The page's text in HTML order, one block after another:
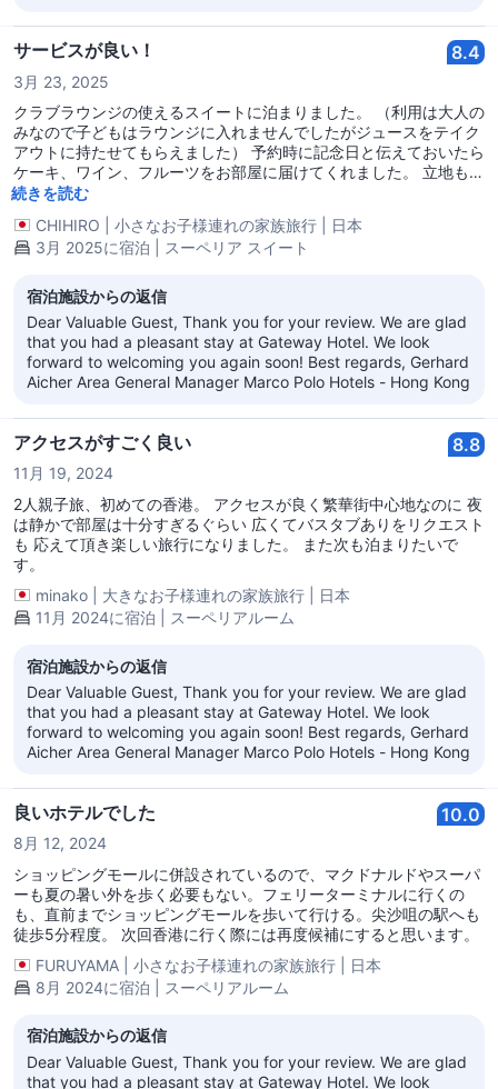
サービスが良い！ 8.4
3月 23, 2025
クラブラウンジの使えるスイートに泊まりました。 （利用は大人の
みなので子どもはラウンジに入れませんでしたがジュースをテイク
アウトに持たせてもらえました） 予約時に記念日と伝えておいたら
ケーキ、ワイン、フルーツをお部屋に届けてくれました。 立地も良
くスターフェリー乗り場まですぐなのと、ホテルがハーバーシティ
の建物内にあるので買い物や食事にも困りません。 ペニンシュラに
もシンフォニーオブライツの見える海沿いにも徒歩で10分以内でし
た。
続きを読む
CHIHIRO
小さなお子様連れの家族旅行
日本
3月 2025に宿泊 | スーペリア スイート
宿泊施設からの返信
Dear Valuable Guest, Thank you for your review. We are glad
that you had a pleasant stay at Gateway Hotel. We look
forward to welcoming you again soon! Best regards, Gerhard
Aicher Area General Manager Marco Polo Hotels - Hong Kong
アクセスがすごく良い 8.8
11月 19, 2024
2人親子旅、初めての香港。 アクセスが良く繁華街中心地なのに 夜
は静かで部屋は十分すぎるぐらい 広くてバスタブありをリクエスト
も 応えて頂き楽しい旅行になりました。 また次も泊まりたいで
す。
minako
大きなお子様連れの家族旅行
日本
11月 2024に宿泊 | スーペリアルーム
宿泊施設からの返信
Dear Valuable Guest, Thank you for your review. We are glad
that you had a pleasant stay at Gateway Hotel. We look
forward to welcoming you again soon! Best regards, Gerhard
Aicher Area General Manager Marco Polo Hotels - Hong Kong
良いホテルでした 10.0
8月 12, 2024
ショッピングモールに併設されているので、マクドナルドやスーパ
ーも夏の暑い外を歩く必要もない。フェリーターミナルに行くの
も、直前までショッピングモールを歩いて行ける。尖沙咀の駅へも
徒歩5分程度。 次回香港に行く際には再度候補にすると思います。
FURUYAMA
小さなお子様連れの家族旅行
日本
8月 2024に宿泊 | スーペリアルーム
宿泊施設からの返信
Dear Valuable Guest, Thank you for your review. We are glad
that you had a pleasant stay at Gateway Hotel. We look